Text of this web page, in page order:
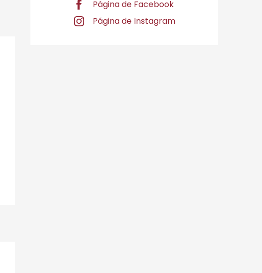
Página de Facebook
Página de Instagram